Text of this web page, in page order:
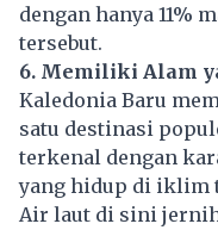
dengan hanya 11%
tersebut.
6. Memiliki Alam
Kaledonia Baru
satu destinasi
terkenal dengan
yang hidup di iklim
Air laut di sini